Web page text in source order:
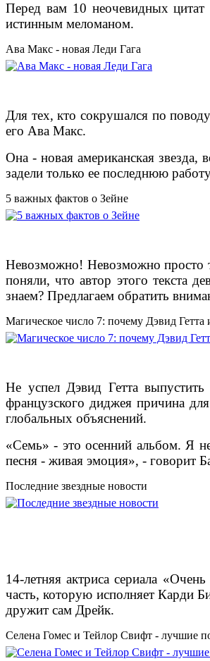
Перед вам 10 неочевидных цитат
истинным меломаном.
Ава Макс - новая Леди Гага
Для тех, кто сокрушался по
его Ава Макс.
Она - новая американская звезда,
задели только ее последнюю
5 важных фактов о Зейне
Невозможно! Невозможно просто
поняли, что автор этого текста
знаем? Предлагаем обратить
Магическое число 7: почему Дэвид
Не успел Дэвид Гетта
французского диджея причина
глобальных объяснений.
«Семь» - это осенний альбом. Я
песня - живая эмоция», - говорит
Последние звездные новости
14-летняя актриса сериала
часть, которую исполняет Карди
дружит сам Дрейк.
Селена Гомес и Тейлор Свифт - лучшие